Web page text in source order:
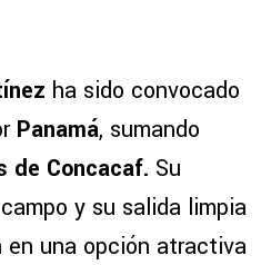
ha sido convocado
Panamá, sumando
de Concacaf. Su
y su salida limpia
una opción atractiva